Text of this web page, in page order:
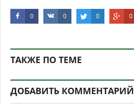
0 0 0 0
ТАКЖЕ ПО ТЕМЕ
ДОБАВИТЬ КОММЕНТАРИЙ